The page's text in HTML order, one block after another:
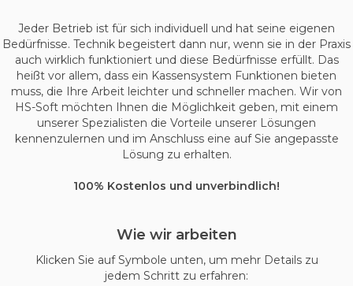
Jeder Betrieb ist für sich individuell und hat seine eigenen
Bedürfnisse. Technik begeistert dann nur, wenn sie in der Praxis
auch wirklich funktioniert und diese Bedürfnisse erfüllt. Das
heißt vor allem, dass ein Kassensystem Funktionen bieten
muss, die Ihre Arbeit leichter und schneller machen. Wir von
HS-Soft möchten Ihnen die Möglichkeit geben, mit einem
unserer Spezialisten die Vorteile unserer Lösungen
kennenzulernen und im Anschluss eine auf Sie angepasste
Lösung zu erhalten.
100% Kostenlos und unverbindlich!
Wie wir arbeiten
Klicken Sie auf Symbole unten, um mehr Details zu
jedem Schritt zu erfahren: